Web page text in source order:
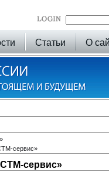
Статьи О
сервис»
сервис»